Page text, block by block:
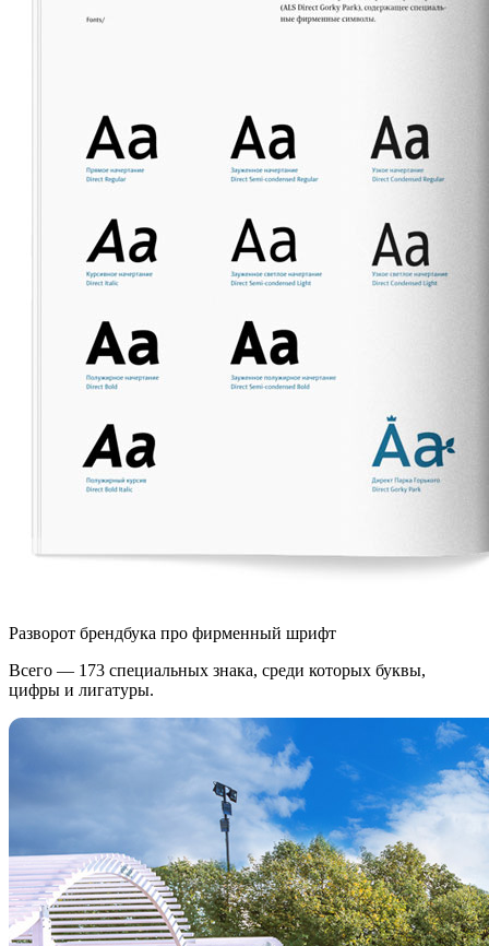
Разворот брендбука про фирменный шрифт
Всего — 173 специальных знака, среди которых буквы,
цифры и лигатуры.